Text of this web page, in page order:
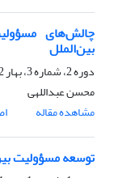
چالش‌های‌
بین‌الملل
دوره 2، شماره 3، بهار 1382، صفحه
محسن‌ عبداللهی‌
مشاهده مقاله
توسعه‌‌ مسؤولیت‌